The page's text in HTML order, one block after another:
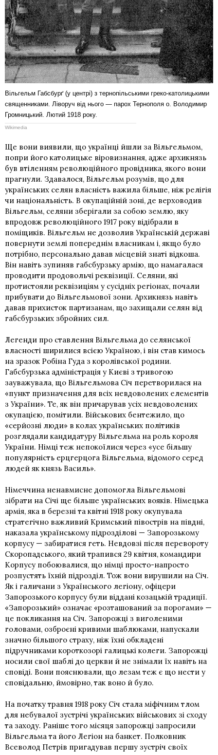
Вільгельм Габсбурґ (у центрі) з тернопільськими греко-католицькими
священниками. Ліворуч від нього — парох Тернополя о. Володимир
Громницький. Лютий 1918 року.
Wikimedia
Ще вони виявили, що українці йшли за Вільгельмом,
попри його католицьке віровизнання, адже архикнязь
був втіленням революційного провідника, якого вони
прагнули. Здавалося, Вільгельм розумів, що для
українських селян власність важила більше, ніж релігія
чи національність. В окупаційній зоні, де верховодив
Вільгельм, селяни зберігали за собою землю, яку
впродовж революційного 1917 року відібрали в
поміщиків. Вільгельм не дозволив Українській державі
повернути землі попереднім власникам і, якщо було
потрібно, персонально давав місцевій знаті відкоша.
Він навіть зупиняв габсбурзьку армію, що намагалася
проводити продовольчі реквізиції. Селяни, які
протистояли реквізиціям у сусідніх регіонах, почали
прибувати до Вільгельмової зони. Архикнязь навіть
давав прихисток партизанам, що захищали селян від
габсбурзьких збройних сил.
Легенди про ставлення Вільгельма до селянської
власності ширилися всією Україною, і він став кимось
на зразок Робіна Гуда з королівської родини.
Габсбурзька адміністрація у Києві з тривогою
зауважувала, що Вільгельмова Січ перетворилася на
«пункт призначення для всіх невдоволених елементів
з України». Те, як він причарував усіх невдоволених
окупацією, помітили. Військових бентежило, що
«серйозні люди» в колах українських політиків
розглядали кандидатуру Вільгельма на роль короля
України. Німці теж непокоїлися через «усе більшу
популярність ерцгерцога Вільгельма, відомого серед
людей як князь Василь».
Німеччина ненавмисне допомогла Вільгельмові
зібрати на Січі ще більше українських вояків. Німецька
армія, яка в березні та квітні 1918 року окупувала
стратегічно важливий Кримський півострів на півдні,
наказала українському підрозділові — Запорозькому
корпусу — забиратися геть. Невдовзі після перевороту
Скоропадського, який трапився 29 квітня, командири
Корпусу побоювалися, що німці просто-напросто
розпустять їхній підрозділ. Тож вони вирушили на Січ.
Як і галичани з Українського легіону, офіцери
Запорозького корпусу були віддані козацькій традиції.
«Запорозький» означає «розташований за порогами» —
це покликання на Січ. Запорожці з виголеними
головами, озброєні кривими шаблюками, напускали
значно більшого страху, ніж їхні обкладені
підручниками короткозорі галицькі колеги. Запорожці
носили свої шаблі до церкви й не знімали їх навіть на
сповіді. Вони пояснювали, що лезам теж є що нести у
сповідальню, ймовірно, так воно й було.
На початку травня 1918 року Січ стала міфічним тлом
для небувалої зустрічі українських військових зі сходу
та заходу. Раніше того місяця запорожці запросили
Вільгельма та його Легіон на банкет. Полковник
Всеволод Петрів пригадував першу зустріч своїх